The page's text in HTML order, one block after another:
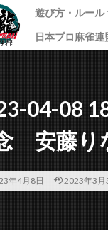
遊び方・ルール
龍龍のプレイ
ルール
課金方法
日本プロ麻雀
04-08
安藤り
年4月8日 2023年3月